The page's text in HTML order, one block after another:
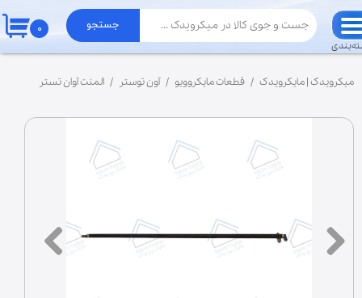
جستجو ۰
میکرویدک | مایکرویدک قطعات مایکروویو آون توستر المنت آوان تستر
حساب کاربری من
تغییر گذر واژه
سفارشات
خروج از حساب کاربری